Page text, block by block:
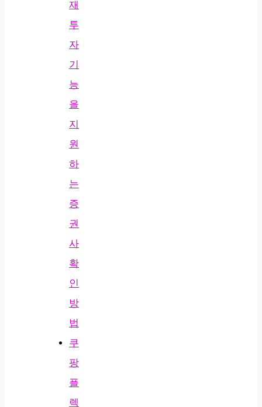
재
투
자
기
능
을
지
원
하
는
증
권
사
확
인
방
법
쿠
팡
플
렉